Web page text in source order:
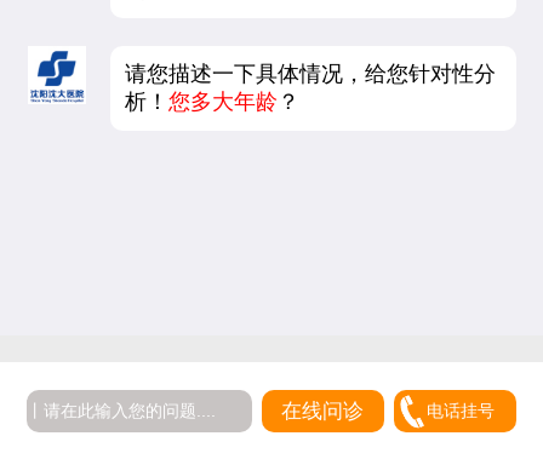
请您描述一下具体情况，给您针对性分
析！您多大年龄 ？
在线问诊 电话挂号